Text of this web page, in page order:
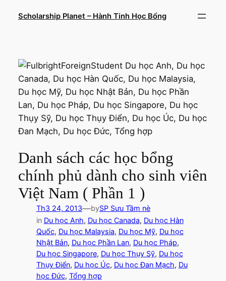
dung
Scholarship Planet – Hành Tinh Học Bổng
Danh sách các học bổng
chính phủ dành cho sinh viên
Việt Nam ( Phần 1 )
Th3 24, 2013—bySP Sưu Tầm nè
in Du học Anh, Du học Canada, Du học Hàn
Quốc, Du học Malaysia, Du học Mỹ, Du học
Nhật Bản, Du học Phần Lan, Du học Pháp
Du học Singapore, Du học Thụy Sỹ, Du học
Thụy Điển, Du học Úc, Du học Đan Mạch, Du
học Đức, Tổng hợp